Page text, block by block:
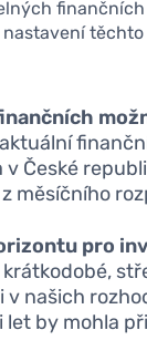
nastavení
České
měsíčního
pro
v našich
let by mohla